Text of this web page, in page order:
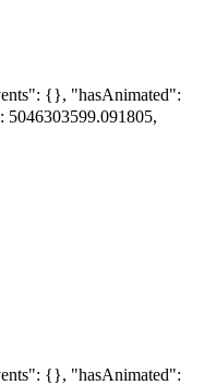
{}, "hasAnimated":
{}, "hasAnimated":